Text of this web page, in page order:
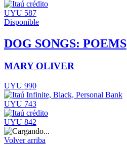
UYU 587
Disponible
DOG SONGS: POEMS
MARY OLIVER
UYU 990
UYU 743
UYU 842
Volver arriba